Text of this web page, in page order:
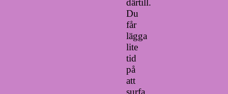
därtill.
Du
får
lägga
lite
tid
på
att